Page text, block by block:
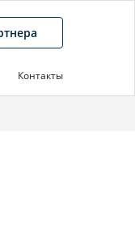
Контакты